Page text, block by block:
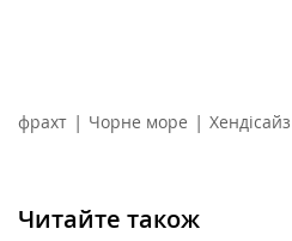
фрахт | Чорне море | Хендісайз
Читайте також